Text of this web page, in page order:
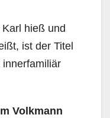
hieß und
ist der Titel
innerfamiliär
Volkmann